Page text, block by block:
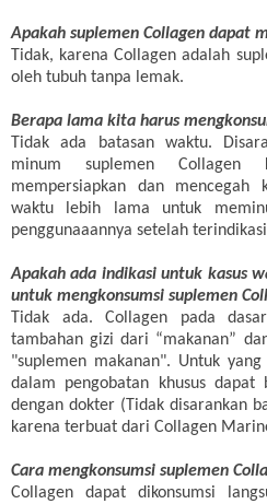
Apakah suplemen Collagen dapat
Tidak, karena Collagen adalah
oleh tubuh tanpa lemak.
Berapa lama kita harus
Tidak ada batasan waktu.
minum suplemen Collagen
mempersiapkan dan mencegah
waktu lebih lama untuk
penggunaaannya setelah
Apakah ada indikasi untuk kasus
untuk mengkonsumsi suplemen
Tidak ada. Collagen pada
tambahan gizi dari “makanan”
"suplemen makanan". Untuk
dalam pengobatan khusus dapat
dengan dokter (Tidak disarankan
karena terbuat dari Collagen
Cara mengkonsumsi suplemen
Collagen dapat dikonsumsi